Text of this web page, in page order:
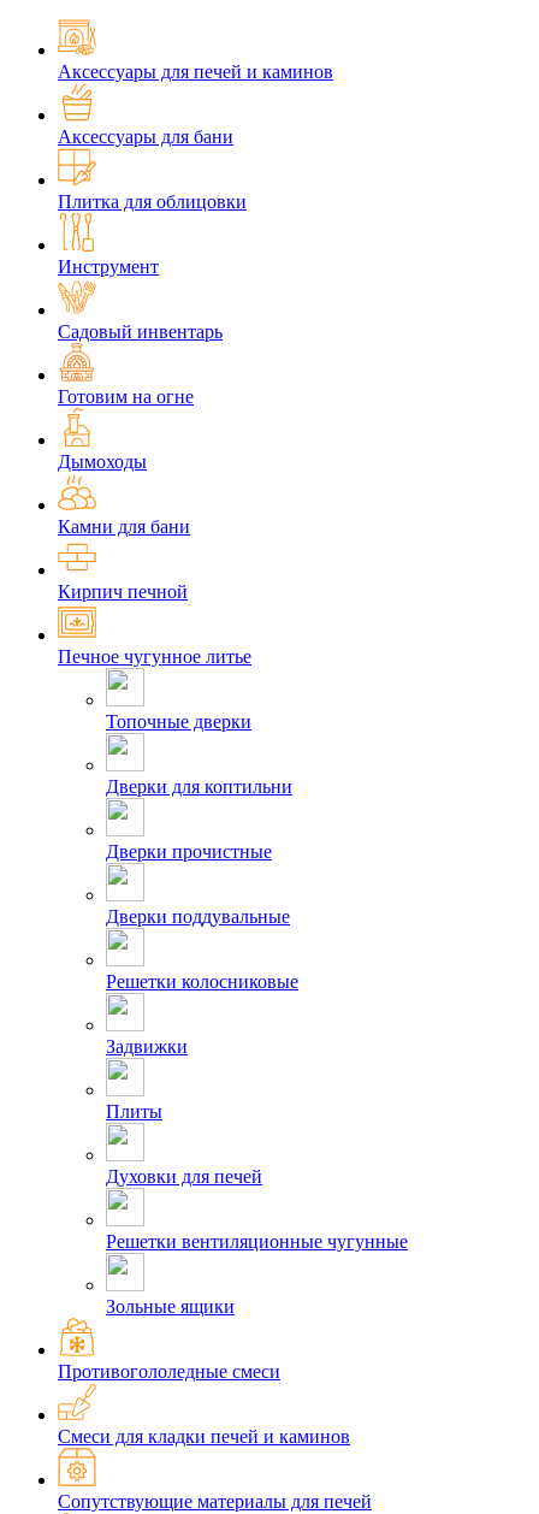
Аксессуары для печей и каминов
Аксессуары для бани
Плитка для облицовки
Инструмент
Садовый инвентарь
Готовим на огне
Дымоходы
Камни для бани
Кирпич печной
Печное чугунное литье
Топочные дверки
Дверки для коптильни
Дверки прочистные
Дверки поддувальные
Решетки колосниковые
Задвижки
Плиты
Духовки для печей
Решетки вентиляционные чугунные
Зольные ящики
Противогололедные смеси
Смеси для кладки печей и каминов
Сопутствующие материалы для печей